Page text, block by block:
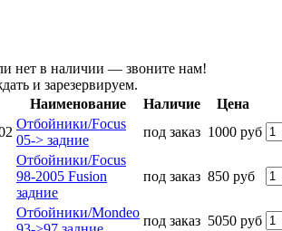
нет в наличии — звоните нам!
и зарезервируем.
Наименование Наличие
Цена
Отбойники/Focus
05-> задние
под заказ 1000 руб
Отбойники/Focus
98-2005 Fusion
задние
под заказ 850 руб
Отбойники/Mondeo
под заказ 5050 руб